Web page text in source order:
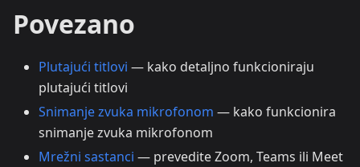
Povezano
Plutajući titlovi — kako detaljno funkcioniraju
plutajući titlovi
Snimanje zvuka mikrofonom — kako funkcionira
snimanje zvuka mikrofonom
Mrežni sastanci — prevedite Zoom, Teams ili Meet